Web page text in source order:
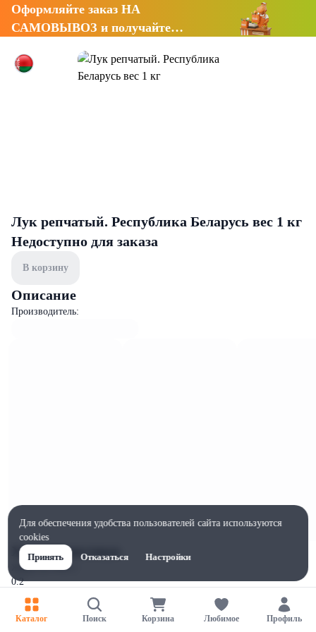
Оформляйте заказ НА
САМОВЫВОЗ и получайте
Лук репчатый. Республика Беларусь вес 1 кг
Недоступно для заказа
В корзину
Описание
Производитель:
Характеристики
Жиры на 100г, г
0.2
Ширина, мм
1Каталог Поиск Корзина Любимое Профиль
Для обеспечения удобства пользователей сайта используются
cookies
Принять
Отказаться Настройки